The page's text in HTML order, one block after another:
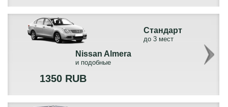
Стандарт
до 3 мест
Nissan Almera
и подобные
1350 RUB